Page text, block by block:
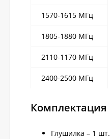
1570-1615 МГц
1805-1880 МГц
2110-1170 МГц
2400-2500 МГц
Комплектация
Глушилка – 1 шт.